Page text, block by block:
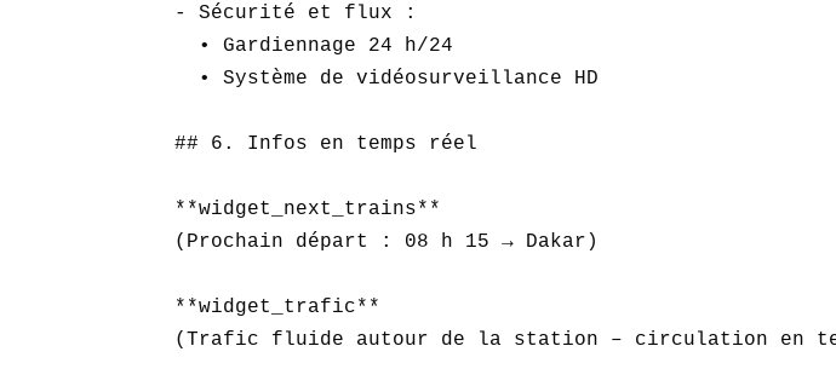
- Sécurité et flux :
  • Gardiennage 24 h/24
  • Système de vidéosurveillance HD
## 6. Infos en temps réel
**widget_next_trains**
(Prochain départ : 08 h 15 → Dakar)
**widget_trafic**
(Trafic fluide autour de la station – circulation en